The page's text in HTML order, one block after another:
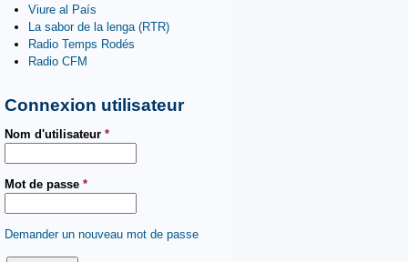
Viure al País
La sabor de la lenga (RTR)
Radio Temps Rodés
Radio CFM
Connexion utilisateur
Nom d'utilisateur *
Mot de passe *
Demander un nouveau mot de passe